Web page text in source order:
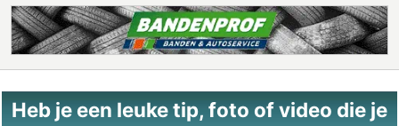
Heb je een leuke tip, foto of video die je